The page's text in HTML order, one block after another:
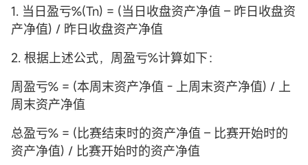
1. 当日盈亏%(Tn) = (当日收盘资产净值 – 昨日收盘资
产净值) / 昨日收盘资产净值
2. 根据上述公式，周盈亏%计算如下：
周盈亏% = (本周末资产净值 - 上周末资产净值) / 上
周末资产净值
总盈亏% = (比赛结束时的资产净值 – 比赛开始时的
资产净值) / 比赛开始时的资产净值